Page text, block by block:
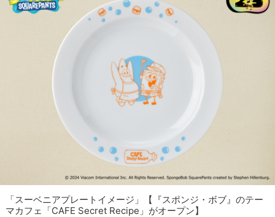
「スーベニアプレートイメージ」【『スポンジ・ボブ』のテー
マカフェ「CAFE Secret Recipe」がオープン】